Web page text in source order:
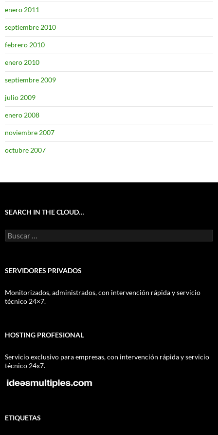
enero 2011
septiembre 2010
febrero 2010
enero 2010
septiembre 2009
julio 2009
enero 2008
noviembre 2007
octubre 2007
SEARCH IN THE CLOUD…
Buscar:
SERVIDORES PRIVADOS
Monitorizados, administrados, con intervención rápida y servicio
técnico 24×7.
HOSTING PROFESIONAL
Servicio exclusivo para empresas, con intervención rápida y servicio
técnico 24x7.
ETIQUETAS